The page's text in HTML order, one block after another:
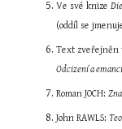
Ve své knize
(oddíl se
Odcizení a
Roman JOCH:
John RAWLS: